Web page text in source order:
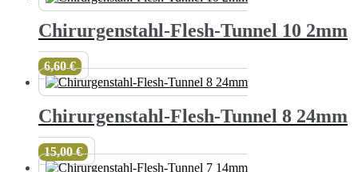
Chirurgenstahl-Flesh-Tunnel 10 2mm
6,60€
Chirurgenstahl-Flesh-Tunnel 8 24mm
15,00€